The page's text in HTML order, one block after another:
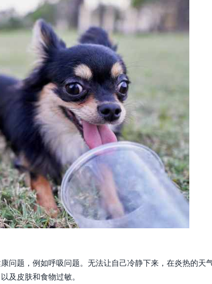
问题，例如呼吸问题。无法让自己冷静下来，在炎热的天
及皮肤和食物过敏。